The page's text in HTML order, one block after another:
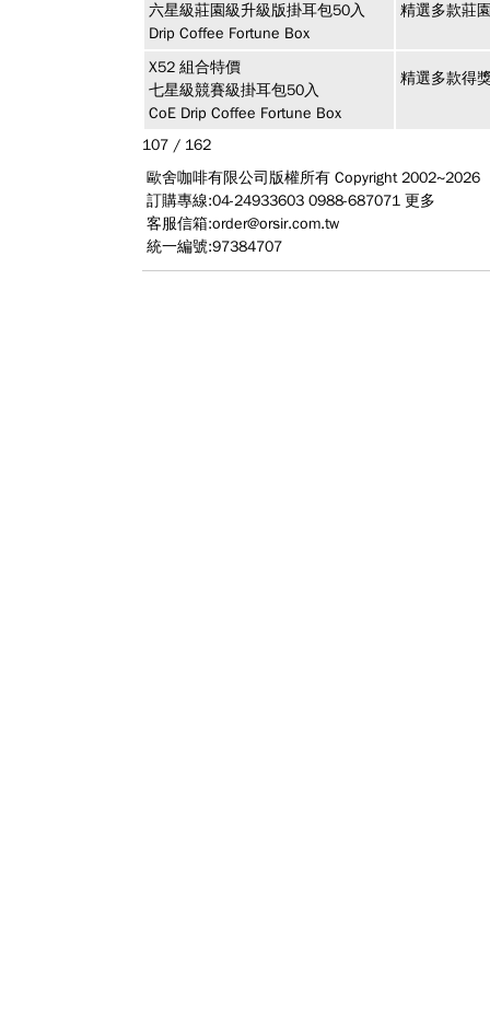
六星級莊園級升級版掛耳包50入
Drip Coffee Fortune Box
精選多款莊
X52 組合特價
七星級競賽級掛耳包50入
CoE Drip Coffee Fortune Box
精選多款得
107 / 162
歐舍咖啡有限公司 版權所有 Copyright 2002~2026
訂購專線:04-24933603 0988-687071 更多
客服信箱:order@orsir.com.tw
統一編號:97384707